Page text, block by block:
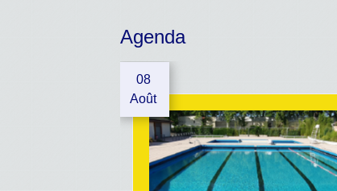
Agenda
08
Août